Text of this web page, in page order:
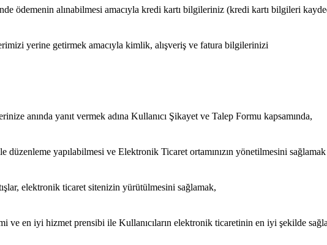
ödemenin alınabilmesi amacıyla kredi kartı bilgileriniz (kredi kartı bilgileri
yerine getirmek amacıyla kimlik, alışveriş ve fatura bilgilerinizi
anında yanıt vermek adına Kullanıcı Şikayet ve Talep Formu kapsamında,
yapılabilmesi ve Elektronik Ticaret ortamınızın yönetilmesini sağlamak
elektronik ticaret sitenizin yürütülmesini sağlamak,
ve en iyi hizmet prensibi ile Kullanıcıların elektronik ticaretinin en iyi şekilde